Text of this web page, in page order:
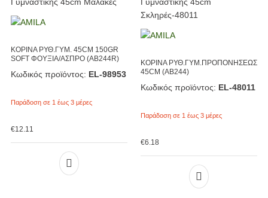
ΚΟΡΙΝΑ ΡΥΘ.ΓΥΜ. 45CM 150GR
SOFT ΦΟΥΞΙΑ/ΑΣΠΡΟ (ΑΒ244R)
Κωδικός προϊόντος: EL-98953
Παράδοση σε 1 έως 3 μέρες
€12.11
ΚΟΡΙΝΑ ΡΥΘ.ΓΥΜ.ΠΡΟΠΟΝΗΣΕΩΣ
45CM (ΑΒ244)
Κωδικός προϊόντος: EL-48011
Παράδοση σε 1 έως 3 μέρες
€6.18